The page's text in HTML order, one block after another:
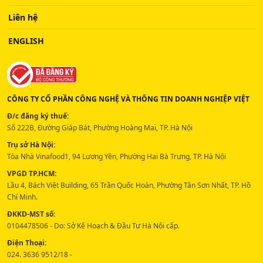
Liên hệ
ENGLISH
CÔNG TY CỔ PHẦN CÔNG NGHỆ VÀ THÔNG TIN DOANH NGHIỆP VIỆT
Đ/c đăng ký thuế:
Số 222B, Đường Giáp Bát, Phường Hoàng Mai, TP. Hà Nội
Trụ sở Hà Nội:
Tòa Nhà Vinafood1, 94 Lương Yên, Phường Hai Bà Trưng, TP. Hà Nội
VPGD TP.HCM:
Lầu 4, Bách Việt Building, 65 Trần Quốc Hoàn, Phường Tân Sơn Nhất, TP. Hồ
Chí Minh.
ĐKKD-MST số:
0104478506 - Do: Sở Kế Hoạch & Đầu Tư Hà Nội cấp.
Điện Thoại:
024. 3636 9512/18 -